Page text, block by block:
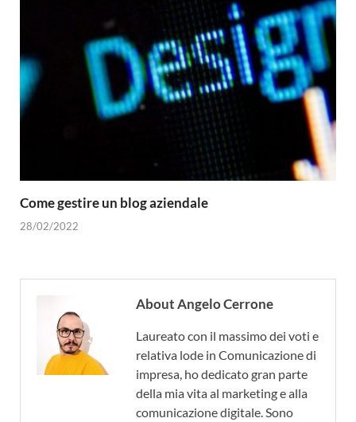
Come gestire un blog aziendale
28/02/2022
About Angelo Cerrone
Laureato con il massimo dei voti e
relativa lode in Comunicazione di
impresa, ho dedicato gran parte
della mia vita al marketing e alla
comunicazione digitale. Sono